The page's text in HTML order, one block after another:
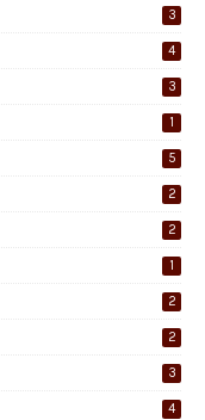
3
4
3
1
5
2
2
1
2
2
3
4